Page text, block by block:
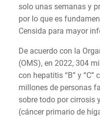
solo unas semanas y
por lo que es
Censida para mayor
De acuerdo con la
(OMS), en 2022, 304
con hepatitis “B” y
millones de personas
sobre todo por cirrosis
(cáncer primario de